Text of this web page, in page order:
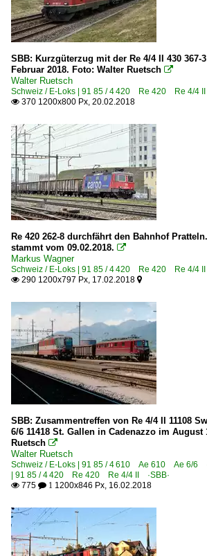
SBB: Kurzgüterzug mit der Re 4/4 II 430 367-
Februar 2018. Foto: Walter Ruetsch 
Walter Ruetsch
Schweiz / E-Loks | 91 85 / 4 420 Re 420 Re 4/4
 370 1200x800 Px, 20.02.2018
Re 420 262-8 durchfährt den Bahnhof
stammt vom 09.02.2018. 
Markus Wagner
Schweiz / E-Loks | 91 85 / 4 420 Re 420 Re 4/4
 290 1200x797 Px, 17.02.2018 
SBB: Zusammentreffen von Re 4/4 II 11108
6/6 11418 St. Gallen in Cadenazzo im August
Ruetsch 
Walter Ruetsch
Schweiz / E-Loks | 91 85 / 4 610 Ae 610 Ae 6/6
| 91 85 / 4 420 Re 420 Re 4/4 II ·SBB·
 775  1 1200x846 Px, 16.02.2018